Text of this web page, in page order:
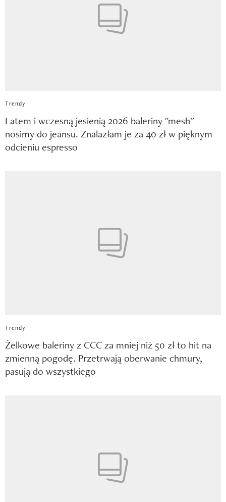
Trendy
Latem i wczesną jesienią 2026 baleriny "mesh"
nosimy do jeansu. Znalazłam je za 40 zł w pięknym
odcieniu espresso
Trendy
Żelkowe baleriny z CCC za mniej niż 50 zł to hit na
zmienną pogodę. Przetrwają oberwanie chmury,
pasują do wszystkiego